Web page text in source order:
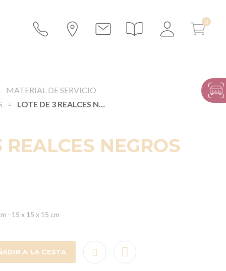
MATERIAL DE SERVICIO
LOTE DE 3 REALCES NEGROS
NEGROS
- 15 x 15 x 15 cm
A LA CESTA